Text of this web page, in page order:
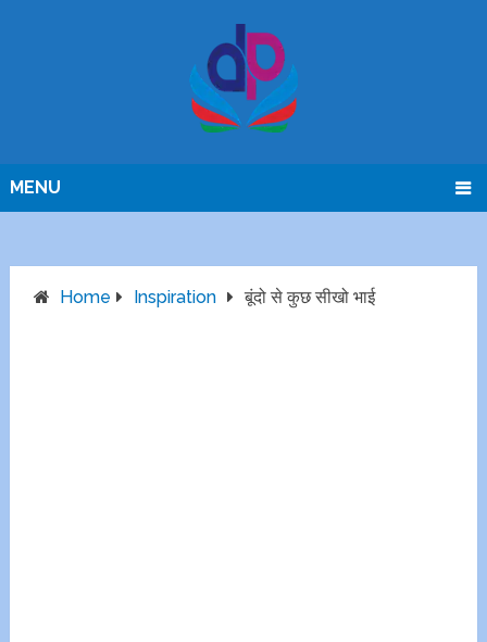
MENU
Home Inspiration बूंदो से कुछ सीखो भाई